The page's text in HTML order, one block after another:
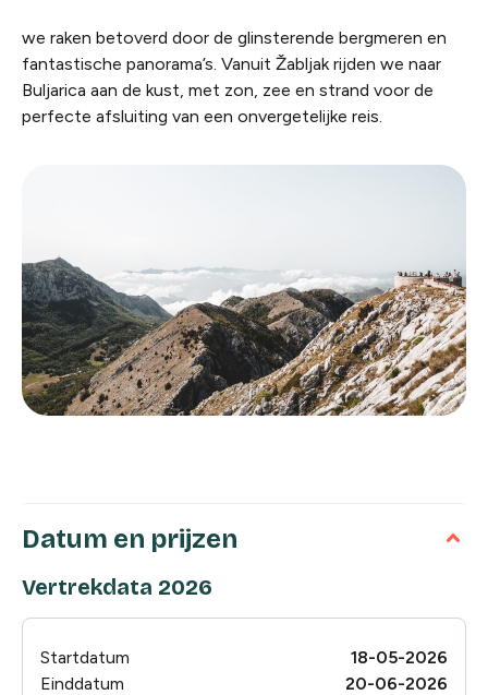
we raken betoverd door de glinsterende bergmeren en
fantastische panorama’s. Vanuit Žabljak rijden we naar
Buljarica aan de kust, met zon, zee en strand voor de
perfecte afsluiting van een onvergetelijke reis.
Datum en prijzen
Vertrekdata 2026
Startdatum
18-05-2026
Einddatum
20-06-2026